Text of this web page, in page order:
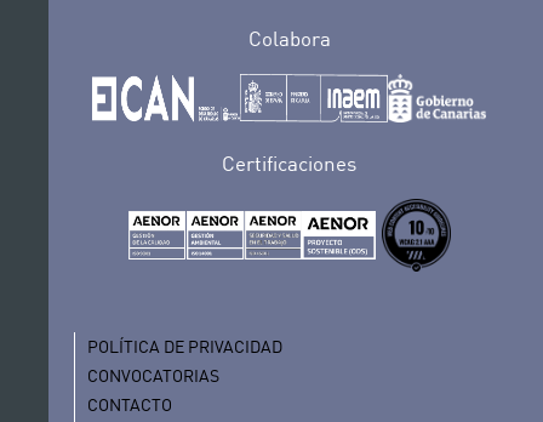
Colabora
Certificaciones
POLÍTICA DE PRIVACIDAD
CONVOCATORIAS
CONTACTO